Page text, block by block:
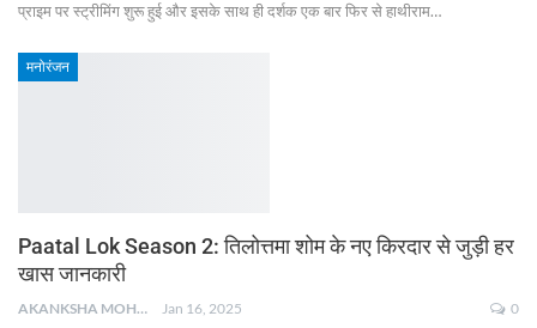
प्राइम पर स्ट्रीमिंग शुरू हुई और इसके साथ ही दर्शक एक बार फिर से हाथीराम…
मनोरंजन
Paatal Lok Season 2: तिलोत्तमा शोम के नए किरदार से जुड़ी हर
खास जानकारी
AKANKSHA MOHAN Jan 16, 2025 0